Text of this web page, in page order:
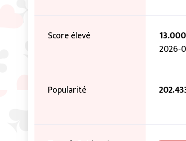
Score élevé 13.000
2026-
Popularité